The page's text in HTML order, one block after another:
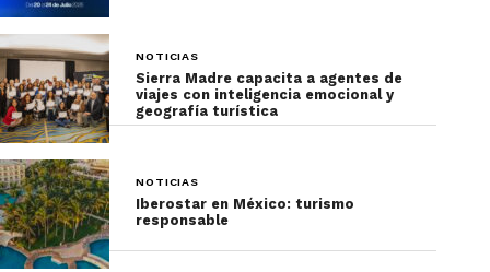
NOTICIAS
Sierra Madre capacita a agentes de
viajes con inteligencia emocional y
geografía turística
NOTICIAS
Iberostar en México: turismo
responsable